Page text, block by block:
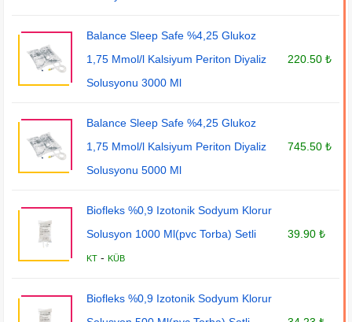
Balance Sleep Safe %4,25 Glukoz
1,75 Mmol/l Kalsiyum Periton Diyaliz
Solusyonu 3000 Ml
220.50 ₺
Balance Sleep Safe %4,25 Glukoz
1,75 Mmol/l Kalsiyum Periton Diyaliz
Solusyonu 5000 Ml
745.50 ₺
Biofleks %0,9 Izotonik Sodyum Klorur
Solusyon 1000 Ml(pvc Torba) Setli
KT -KÜB
39.90 ₺
Biofleks %0,9 Izotonik Sodyum Klorur